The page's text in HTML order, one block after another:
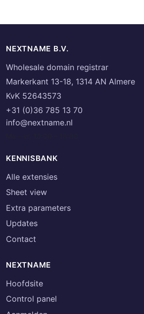
NEXTNAME B.V.
Wholesale domain registrar
Markerkant 13-18, 1314 AN Almere
KvK 52643573
+31 (0)36 785 13 70
info@nextname.nl
KENNISBANK
Alle extensies
Sheet view
Extra parameters
Updates
Contact
NEXTNAME
Hoofdsite
Control panel